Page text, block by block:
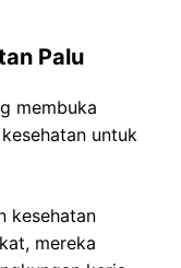
Palu
membuka
untuk
kesehatan
mereka